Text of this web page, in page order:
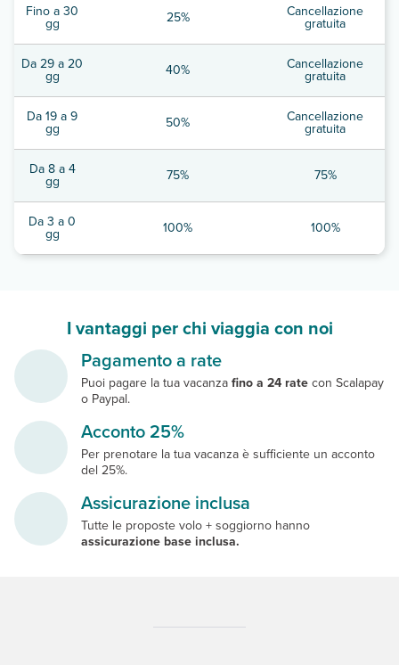
Fino a 30
gg 25% Cancellazione
gratuita
Da 29 a 20
gg 40% Cancellazione
gratuita
Da 19 a 9
gg 50% Cancellazione
gratuita
Da 8 a 4
gg 75% 75%
Da 3 a 0
gg 100% 100%
I vantaggi per chi viaggia con noi
Pagamento a rate
Puoi pagare la tua vacanzafino a 24 ratecon Scalapay
o Paypal.
Acconto 25%
Per prenotare la tua vacanza è sufficiente un acconto
del 25%.
Assicurazione inclusa
Tutte le proposte volo + soggiorno hanno
assicurazione base inclusa.